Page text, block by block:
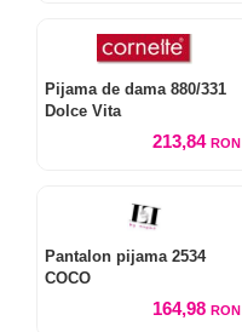
Pijama de dama 880/331
Dolce Vita
213,84 RON
Pantalon pijama 2534
COCO
164,98 RON